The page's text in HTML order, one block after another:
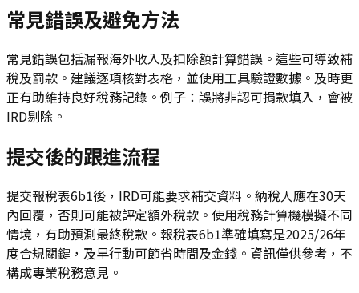
常見錯誤及避免方法
常見錯誤包括漏報海外收入及扣除額計算錯誤。這些可導致補
稅及罰款。建議逐項核對表格，並使用工具驗證數據。及時更
正有助維持良好稅務記錄。例子：誤將非認可捐款填入，會被
IRD剔除。
提交後的跟進流程
提交報稅表6b1後，IRD可能要求補交資料。納稅人應在30天
內回覆，否則可能被評定額外稅款。使用稅務計算機模擬不同
情境，有助預測最終稅款。報稅表6b1準確填寫是2025/26年
度合規關鍵，及早行動可節省時間及金錢。資訊僅供參考，不
構成專業稅務意見。